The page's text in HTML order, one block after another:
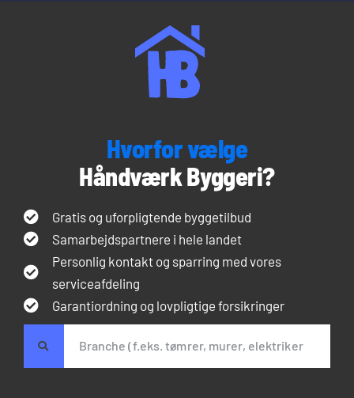
Hvorfor vælge
Håndværk Byggeri?
Gratis og uforpligtende byggetilbud
Samarbejdspartnere i hele landet
Personlig kontakt og sparring med vores
serviceafdeling
Garantiordning og lovpligtige forsikringer